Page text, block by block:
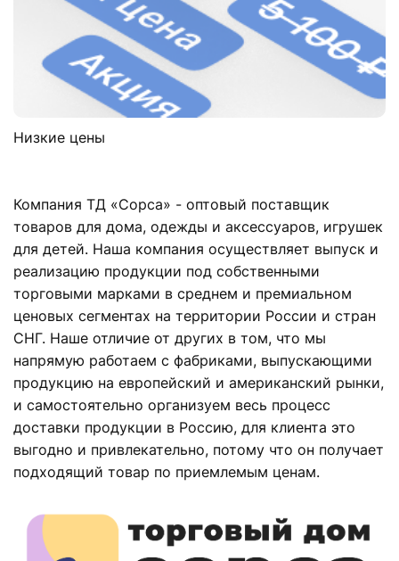
Низкие цены
Компания ТД «Сорса» - оптовый поставщик
товаров для дома, одежды и аксессуаров, игрушек
для детей. Наша компания осуществляет выпуск и
реализацию продукции под собственными
торговыми марками в среднем и премиальном
ценовых сегментах на территории России и стран
СНГ. Наше отличие от других в том, что мы
напрямую работаем с фабриками, выпускающими
продукцию на европейский и американский рынки,
и самостоятельно организуем весь процесс
доставки продукции в Россию, для клиента это
выгодно и привлекательно, потому что он получает
подходящий товар по приемлемым ценам.